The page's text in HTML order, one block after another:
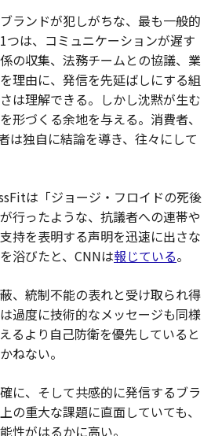
ランドが犯しがちな、最も一般的
つは、コミュニケーションが遅す
の収集、法務チームとの協議、業
理由に、発信を先延ばしにする組
は理解できる。しかし沈黙が生む
形づくる余地を与える。消費者、
は独自に結論を導き、往々にして
は「ジョージ・フロイドの死後
行ったような、抗議者への連帯や
持を表明する声明を迅速に出さな
浴びたと、CNNは報じている。
、統制不能の表れと受け取られ得
過度に技術的なメッセージも同様
るより自己防衛を優先していると
ねない。
に、そして共感的に発信するブラ
の重大な課題に直面していても、
性がはるかに高い。